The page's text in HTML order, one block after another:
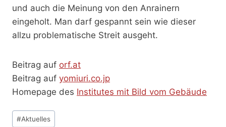
und auch die Meinung von den Anrainern
eingeholt. Man darf gespannt sein wie dieser
allzu problematische Streit ausgeht.
Beitrag auf orf.at
Beitrag auf yomiuri.co.jp
Homepage des Institutes mit Bild vom Gebäude
Schlagworte:
#Aktuelles